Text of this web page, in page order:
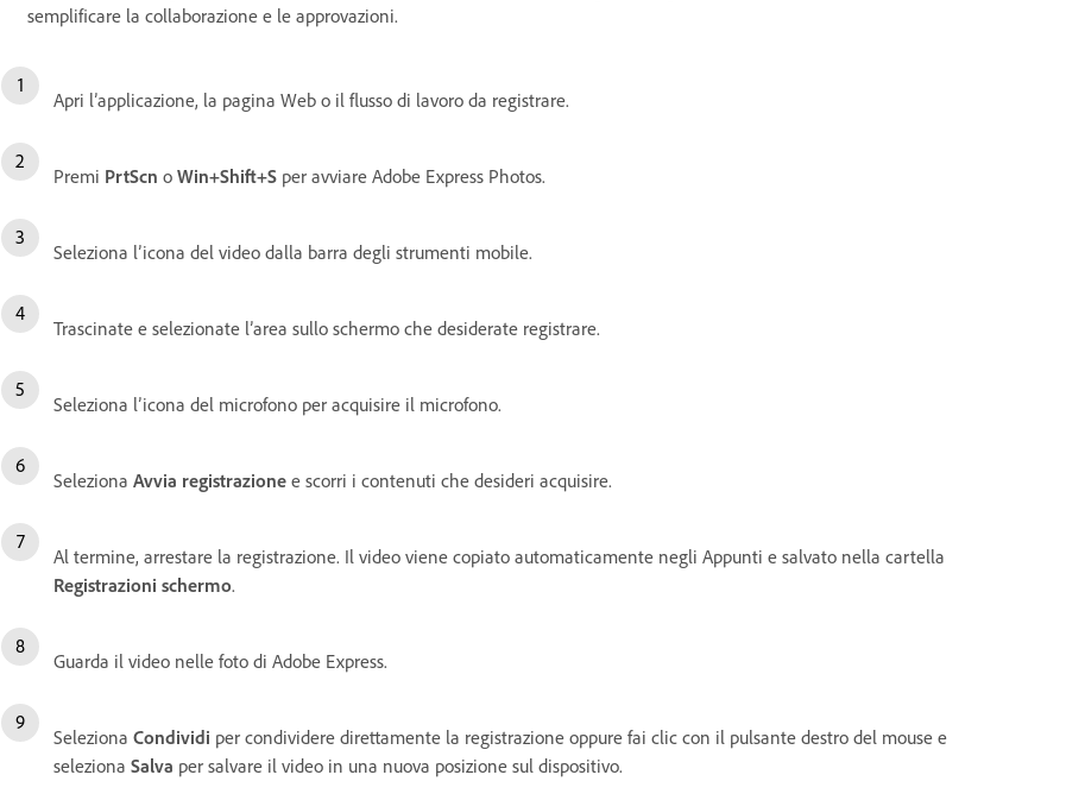
semplificare la collaborazione e le approvazioni.
Apri l’applicazione, la pagina Web o il flusso di lavoro da registrare.
Premi PrtScn o Win+Shift+S per avviare Adobe Express Photos.
Seleziona l’icona del video dalla barra degli strumenti mobile.
Trascinate e selezionate l’area sullo schermo che desiderate registrare.
Seleziona l’icona del microfono per acquisire il microfono.
Seleziona Avvia registrazione e scorri i contenuti che desideri acquisire.
Al termine, arrestare la registrazione. Il video viene copiato automaticamente negli Appunti e salvato nella cartella
Registrazioni schermo.
Guarda il video nelle foto di Adobe Express.
Seleziona Condividi per condividere direttamente la registrazione oppure fai clic con il pulsante destro del mouse e
seleziona Salva per salvare il video in una nuova posizione sul dispositivo.